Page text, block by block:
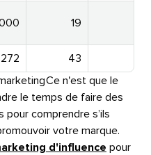
19​​
43​​
Ce n'est que le
le temps de faire des
pour comprendre s’ils
votre marque.
d'influence pour